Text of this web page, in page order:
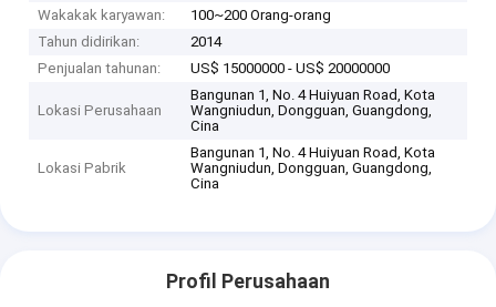
Wakakak karyawan:
100~200 Orang-orang
Tahun didirikan:
2014
Penjualan tahunan:
US$ 15000000 - US$ 20000000
Lokasi Perusahaan
Bangunan 1, No. 4 Huiyuan Road, Kota
Wangniudun, Dongguan, Guangdong,
Cina
Lokasi Pabrik
Bangunan 1, No. 4 Huiyuan Road, Kota
Wangniudun, Dongguan, Guangdong,
Cina
Profil Perusahaan